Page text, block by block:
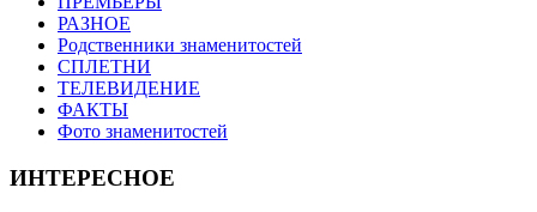
РАЗНОЕ
Родственники знаменитостей
СПЛЕТНИ
ТЕЛЕВИДЕНИЕ
ФАКТЫ
Фото знаменитостей
ИНТЕРЕСНОЕ